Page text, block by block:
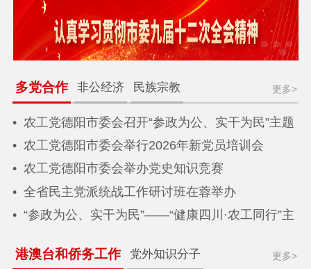
多党合作 更多>
非公经济 民族宗教
农工党德阳市委会召开“参政为公、实干为民”主题
教育推进会
农工党德阳市委会举行2026年新党员培训会
农工党德阳市委会举办党史知识竞赛
全省民主党派统战工作研讨班在蓉举办
“参政为公、实干为民”——“健康四川·农工同行”主
港澳台和侨务工作 更多>
党外知识分子